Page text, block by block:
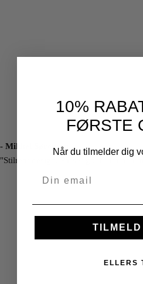
- Mikkel Sørensen
"Stilrent design. Passer godt sammen
10%
FØRSTE
Når du tilmelder dig
TILMELD
ELLERS